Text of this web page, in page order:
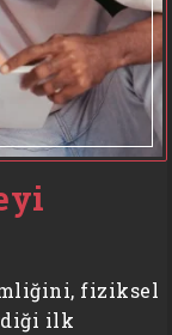
fiziksel
ilk